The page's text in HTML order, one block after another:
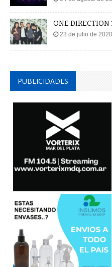
ONE DIRECTION
23 de julio de
PUBLICIDADES